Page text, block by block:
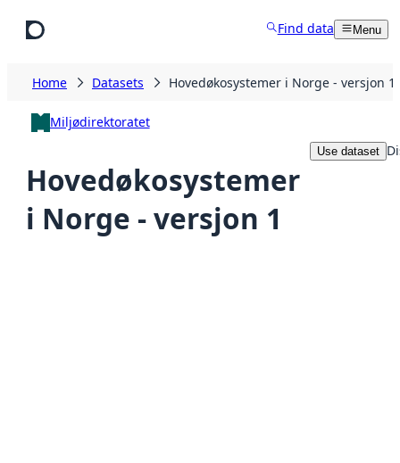
Find data Menu
Home Datasets Hovedøkosystemer i Norge - versjon 1
Miljødirektoratet
Hovedøkosystemer
i Norge - versjon 1
Use dataset